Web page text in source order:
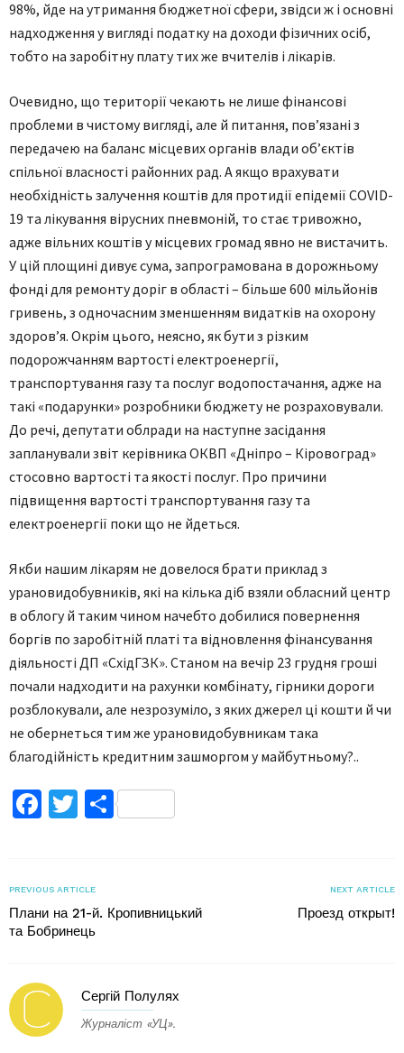
98%, йде на утримання бюджетної сфери, звідси ж і основні
надходження у вигляді податку на доходи фізичних осіб,
тобто на заробітну плату тих же вчителів і лікарів.
Очевидно, що території чекають не лише фінансові
проблеми в чистому вигляді, але й питання, пов’язані з
передачею на баланс місцевих органів влади об’єктів
спільної власності районних рад. А якщо врахувати
необхідність залучення коштів для протидії епідемії СOVID-
19 та лікування вірусних пневмоній, то стає тривожно,
адже вільних коштів у місцевих громад явно не вистачить.
У цій площині дивує сума, запрограмована в дорожньому
фонді для ремонту доріг в області – більше 600 мільйонів
гривень, з одночасним зменшенням видатків на охорону
здоров’я. Окрім цього, неясно, як бути з різким
подорожчанням вартості електроенергії,
транспортування газу та послуг водопостачання, адже на
такі «подарунки» розробники бюджету не розраховували.
До речі, депутати облради на наступне засідання
запланували звіт керівника ОКВП «Дніпро – Кіровоград»
стосовно вартості та якості послуг. Про причини
підвищення вартості транспортування газу та
електроенергії поки що не йдеться.
Якби нашим лікарям не довелося брати приклад з
урановидобувників, які на кілька діб взяли обласний центр
в облогу й таким чином начебто добилися повернення
боргів по заробітній платі та відновлення фінансування
діяльності ДП «СхідГЗК». Станом на вечір 23 грудня гроші
почали надходити на рахунки комбінату, гірники дороги
розблокували, але незрозуміло, з яких джерел ці кошти й чи
не обернеться тим же урановидобувникам така
благодійність кредитним зашморгом у майбутньому?..
Facebook
TwitterПоділитися
PREVIOUS ARTICLE
Плани на 21-й. Кропивницький
та Бобринець
NEXT ARTICLE
Проезд открыт!
Сергій Полулях
Журналіст «УЦ».